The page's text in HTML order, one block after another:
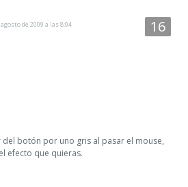
de 2009 a las 8:04
botón por uno gris al pasar el mouse,
efecto que quieras.